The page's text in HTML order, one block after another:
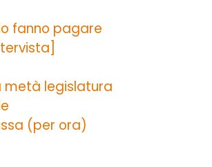
fanno pagare
metà legislatura
(per ora)